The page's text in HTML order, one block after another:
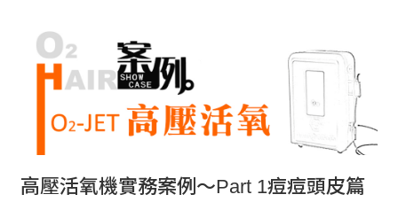
高壓活氧機實務案例～Part 1痘痘頭皮篇